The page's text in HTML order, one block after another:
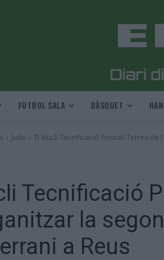
FUTBOL SALA BÀSQUET
Judo El Nucli Tecnificació Priorat-Terres de
Tecnificació
la
a Reus